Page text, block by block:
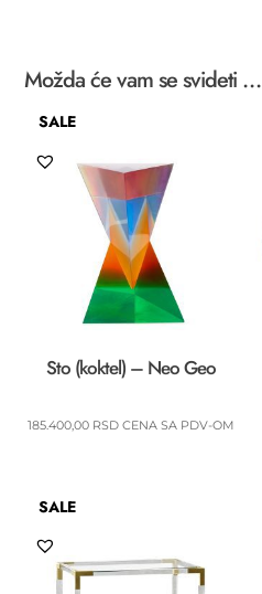
Možda će vam se svideti …
SALE
Sto (koktel) – Neo Geo
185.400,00 RSD CENA SA PDV-OM
SALE